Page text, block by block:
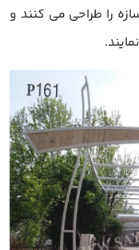
را طراحی می کنند و